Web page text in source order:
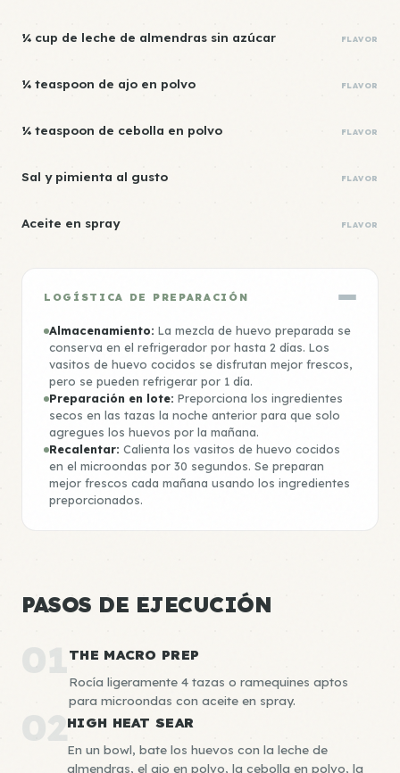
¼ cup de leche de almendras sin azúcar FLAVOR
¼ teaspoon de ajo en polvo FLAVOR
¼ teaspoon de cebolla en polvo FLAVOR
Sal y pimienta al gusto FLAVOR
Aceite en spray FLAVOR
LOGÍSTICA DE PREPARACIÓN
Almacenamiento: La mezcla de huevo preparada se
conserva en el refrigerador por hasta 2 días. Los
vasitos de huevo cocidos se disfrutan mejor frescos,
pero se pueden refrigerar por 1 día.
Preparación en lote: Preporciona los ingredientes
secos en las tazas la noche anterior para que solo
agregues los huevos por la mañana.
Recalentar: Calienta los vasitos de huevo cocidos
en el microondas por 30 segundos. Se preparan
mejor frescos cada mañana usando los ingredientes
preporcionados.
PASOS DE EJECUCIÓN
01THE MACRO PREP
Rocía ligeramente 4 tazas o ramequines aptos
para microondas con aceite en spray.
02HIGH HEAT SEAR
En un bowl, bate los huevos con la leche de
almendras, el ajo en polvo, la cebolla en polvo, la